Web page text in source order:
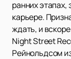
ранних этапах,
карьере.
ждать, и
Night Street
Рейнольдсом